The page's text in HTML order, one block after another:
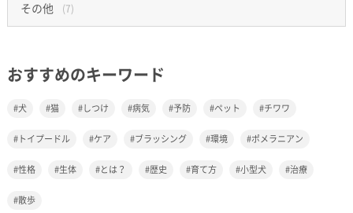
その他 (7)
おすすめのキーワード
犬 猫 しつけ 病気 予防 ペット チワワ
トイプードル ケア ブラッシング 環境 ポメラニアン
性格 生体 とは？ 歴史 育て方 小型犬 治療
散歩